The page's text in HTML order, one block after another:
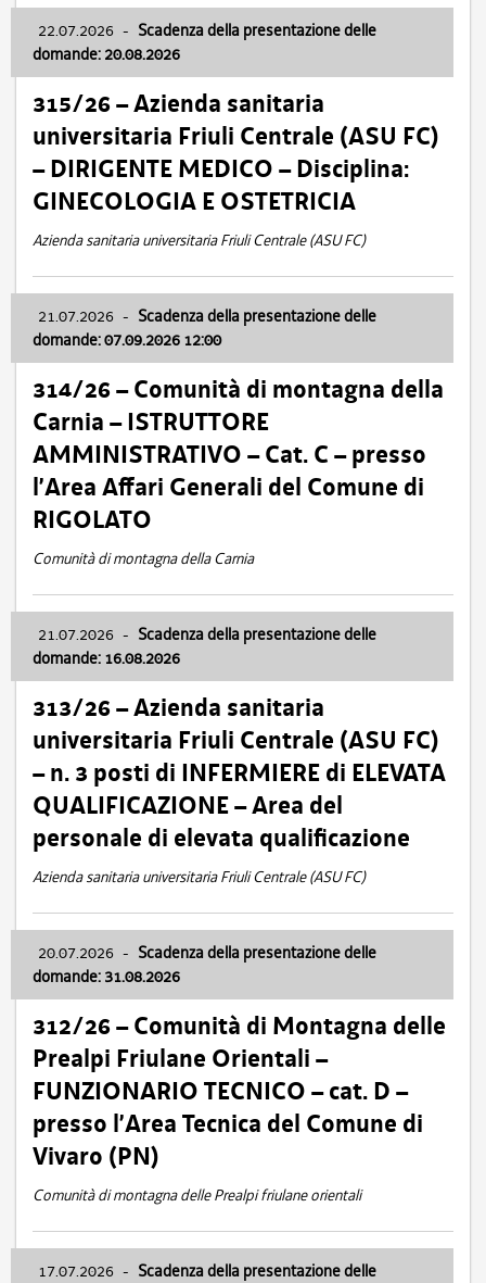
22.07.2026 - Scadenza della presentazione delle
domande: 20.08.2026
315/26 – Azienda sanitaria
universitaria Friuli Centrale (ASU FC)
– DIRIGENTE MEDICO – Disciplina:
GINECOLOGIA E OSTETRICIA
Azienda sanitaria universitaria Friuli Centrale (ASU FC)
21.07.2026 - Scadenza della presentazione delle
domande: 07.09.2026 12:00
314/26 – Comunità di montagna della
Carnia – ISTRUTTORE
AMMINISTRATIVO – Cat. C – presso
l’Area Affari Generali del Comune di
RIGOLATO
Comunità di montagna della Carnia
21.07.2026 - Scadenza della presentazione delle
domande: 16.08.2026
313/26 – Azienda sanitaria
universitaria Friuli Centrale (ASU FC)
– n. 3 posti di INFERMIERE di ELEVATA
QUALIFICAZIONE – Area del
personale di elevata qualificazione
Azienda sanitaria universitaria Friuli Centrale (ASU FC)
20.07.2026 - Scadenza della presentazione delle
domande: 31.08.2026
312/26 – Comunità di Montagna delle
Prealpi Friulane Orientali –
FUNZIONARIO TECNICO – cat. D –
presso l’Area Tecnica del Comune di
Vivaro (PN)
Comunità di montagna delle Prealpi friulane orientali
17.07.2026 - Scadenza della presentazione delle